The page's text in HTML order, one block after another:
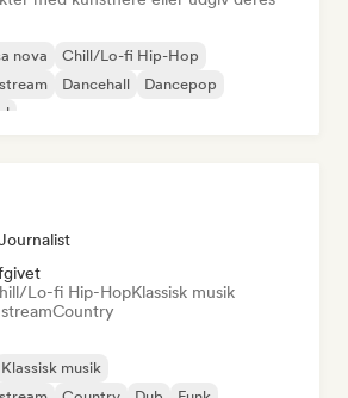
nova
Chill/Lo-fi Hip-Hop
Dancehall
Dancepop
Lo-fi Hip-HopKlassisk musik
Country
Klassisk musik